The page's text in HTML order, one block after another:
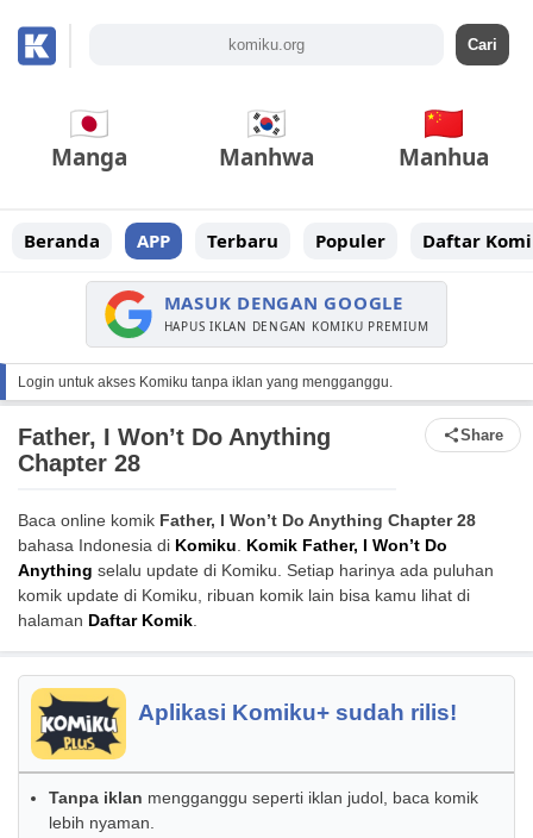
Manga Manhwa Manhua
Beranda APP Terbaru Populer Daftar
MASUK DENGAN GOOGLE
HAPUS IKLAN DENGAN KOMIKU PREMIUM
Login untuk akses Komiku tanpa iklan yang mengganggu.
Father, I Won’t Do Anything
Chapter 28
Share
Baca online komik Father, I Won’t Do Anything Chapter 28
bahasa Indonesia di Komiku. Komik Father, I Won’t Do
Anything selalu update di Komiku. Setiap harinya ada puluhan
komik update di Komiku, ribuan komik lain bisa kamu lihat di
halaman Daftar Komik.
Aplikasi Komiku+ sudah rilis!
Tanpa iklan mengganggu seperti iklan judol, baca komik
lebih nyaman.